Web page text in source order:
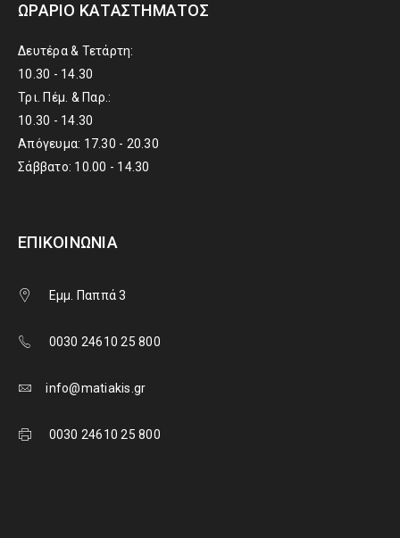
ΩΡΆΡΙΟ ΚΑΤΑΣΤΉΜΑΤΟΣ
Δευτέρα & Τετάρτη:
10.30 - 14.30
Τρι. Πέμ. & Παρ.:
10.30 - 14.30
Απόγευμα: 17.30 - 20.30
Σάββατο: 10.00 - 14.30
ΕΠΙΚΟΙΝΩΝΊΑ
Εμμ. Παππά 3
0030 24610 25 800
info@matiakis.gr
0030 24610 25 800